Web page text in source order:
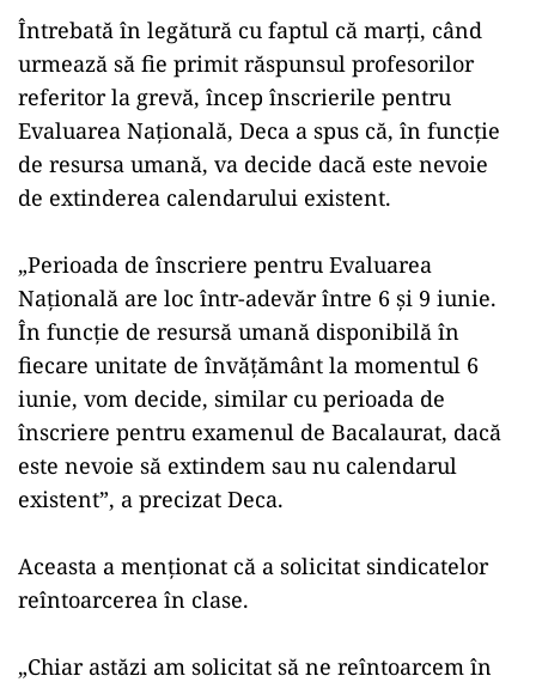
Întrebată în legătură cu faptul că marţi, când
urmează să fie primit răspunsul profesorilor
referitor la grevă, încep înscrierile pentru
Evaluarea Naţională, Deca a spus că, în funcţie
de resursa umană, va decide dacă este nevoie
de extinderea calendarului existent.
„Perioada de înscriere pentru Evaluarea
Naţională are loc într-adevăr între 6 şi 9 iunie.
În funcţie de resursă umană disponibilă în
fiecare unitate de învăţământ la momentul 6
iunie, vom decide, similar cu perioada de
înscriere pentru examenul de Bacalaurat, dacă
este nevoie să extindem sau nu calendarul
existent”, a precizat Deca.
Aceasta a menţionat că a solicitat sindicatelor
reîntoarcerea în clase.
„Chiar astăzi am solicitat să ne reîntoarcem în